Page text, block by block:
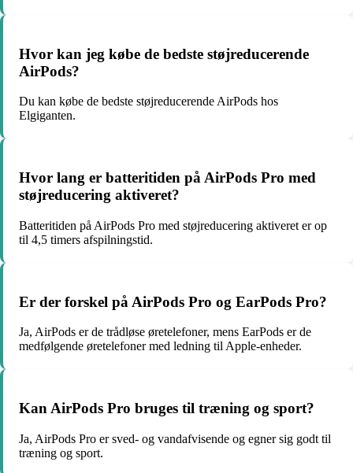
Hvor kan jeg købe de bedste støjreducerende
AirPods?
Du kan købe de bedste støjreducerende AirPods hos
Elgiganten.
Hvor lang er batteritiden på AirPods Pro med
støjreducering aktiveret?
Batteritiden på AirPods Pro med støjreducering aktiveret er op
til 4,5 timers afspilningstid.
Er der forskel på AirPods Pro og EarPods Pro?
Ja, AirPods er de trådløse øretelefoner, mens EarPods er de
medfølgende øretelefoner med ledning til Apple-enheder.
Kan AirPods Pro bruges til træning og sport?
Ja, AirPods Pro er sved- og vandafvisende og egner sig godt til
træning og sport.